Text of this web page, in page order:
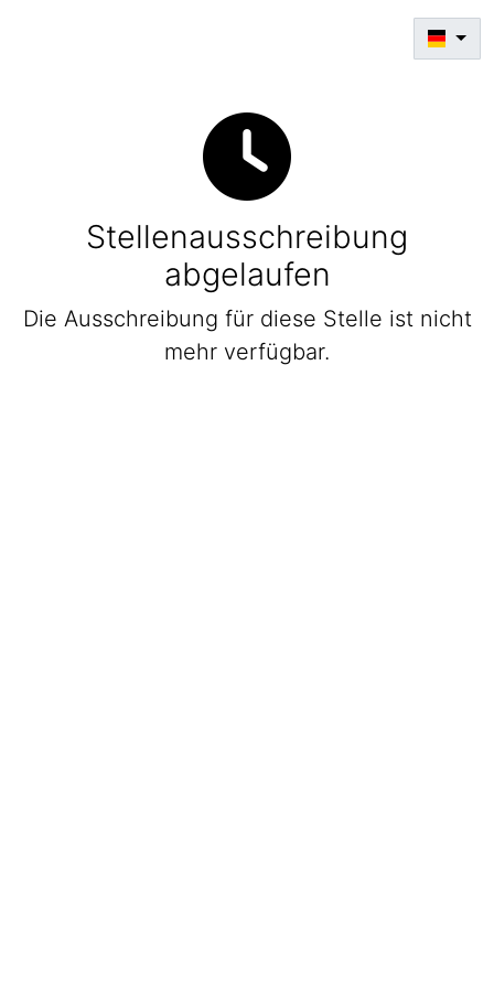
Stellenausschreibung
abgelaufen
Die Ausschreibung für diese Stelle ist nicht
mehr verfügbar.